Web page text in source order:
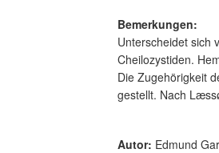
Bemerkungen:
Unterscheidet sich
Cheilozystiden.
Die Zugehörigkeit
gestellt. Nach
Autor: Edmund